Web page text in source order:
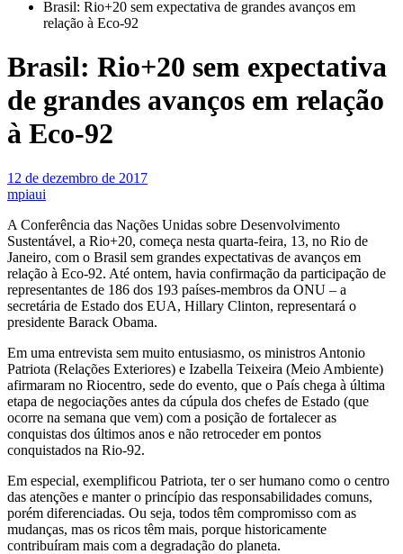
Brasil: Rio+20 sem expectativa de grandes avanços em
relação à Eco-92
Brasil: Rio+20 sem expectativa
de grandes avanços em relação
à Eco-92
12 de dezembro de 2017
mpiaui
A Conferência das Nações Unidas sobre Desenvolvimento
Sustentável, a Rio+20, começa nesta quarta-feira, 13, no Rio de
Janeiro, com o Brasil sem grandes expectativas de avanços em
relação à Eco-92. Até ontem, havia confirmação da participação de
representantes de 186 dos 193 países-membros da ONU – a
secretária de Estado dos EUA, Hillary Clinton, representará o
presidente Barack Obama.
Em uma entrevista sem muito entusiasmo, os ministros Antonio
Patriota (Relações Exteriores) e Izabella Teixeira (Meio Ambiente)
afirmaram no Riocentro, sede do evento, que o País chega à última
etapa de negociações antes da cúpula dos chefes de Estado (que
ocorre na semana que vem) com a posição de fortalecer as
conquistas dos últimos anos e não retroceder em pontos
conquistados na Rio-92.
Em especial, exemplificou Patriota, ter o ser humano como o centro
das atenções e manter o princípio das responsabilidades comuns,
porém diferenciadas. Ou seja, todos têm compromisso com as
mudanças, mas os ricos têm mais, porque historicamente
contribuíram mais com a degradação do planeta.